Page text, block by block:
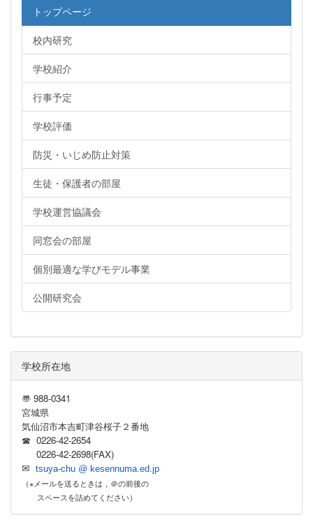
トップページ
校内研究
学校紹介
行事予定
学校評価
防災・いじめ防止対策
生徒・保護者の部屋
学校運営協議会
同窓会の部屋
個別最適な学びモデル事業
公開研究会
学校所在地
〠 988-0341
宮城県
気仙沼市本吉町津谷桜子２番地
☎ 0226-42-2654
0226-42-2698(FAX)
✉ tsuya-chu @ kesennuma.ed.jp
（※メールを送るときは，＠の前後の
スペースを詰めてください）